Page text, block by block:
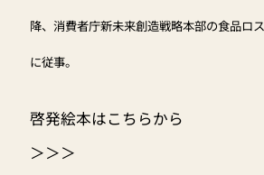
降、消費者庁新未来創造戦略本部の食品ロ
に従事。
啓発絵本はこちらから
＞＞＞